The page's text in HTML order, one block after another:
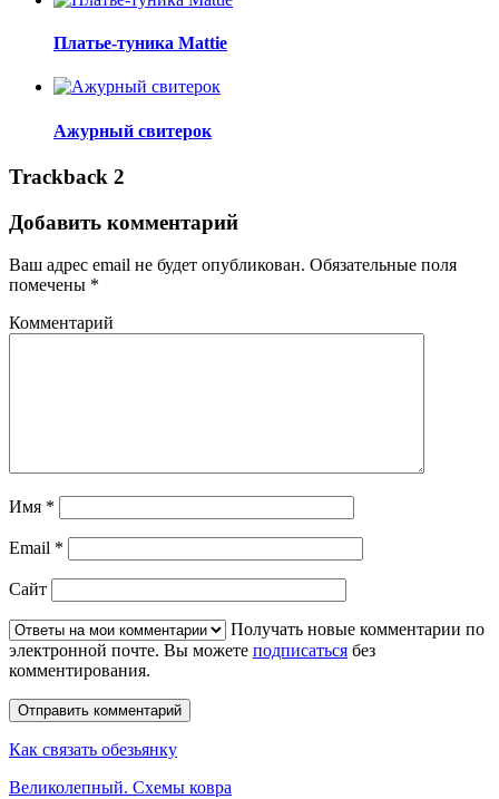
Платье-туника Mattie
Ажурный свитерок
Trackback 2
Добавить комментарий
Ваш адрес email не будет опубликован. Обязательные поля
помечены *
Комментарий
Имя *
Email *
Сайт
Получать новые комментарии по
электронной почте. Вы можете подписаться без
комментирования.
Как связать обезьянку
Великолепный. Схемы ковра